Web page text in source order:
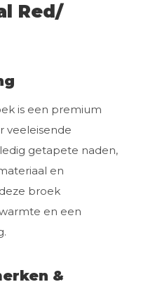
Red/
is een premium
veeleisende
getapete naden,
en
broek
en een
&